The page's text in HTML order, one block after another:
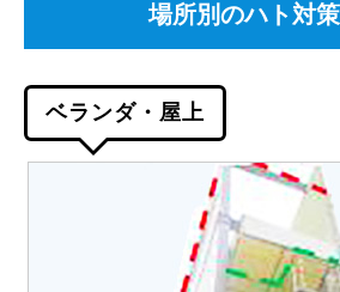
場所別のハト対
ベランダ・屋上